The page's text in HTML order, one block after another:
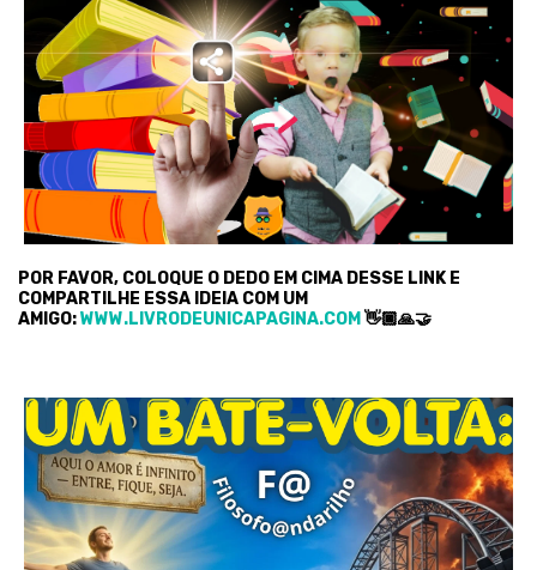
POR FAVOR, COLOQUE O DEDO EM CIMA DESSE LINK E
COMPARTILHE ESSA IDEIA COM UM
AMIGO:WWW.LIVRODEUNICAPAGINA.COM 👋🏿🙏🤝